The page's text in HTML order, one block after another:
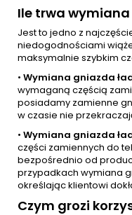
Ile trwa wymiana
Jest to jedno z
niedogodnościami
maksymalnie szybkim
• Wymiana gniazda
wymaganą częścią
posiadamy zamienne
w czasie nie
• Wymiana gniazda
części zamiennych do
bezpośrednio od
przypadkach wymiana
określając klientowi
Czym grozi